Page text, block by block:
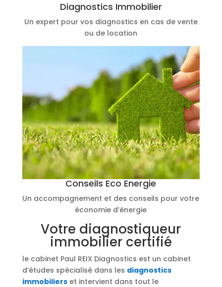
Diagnostics Immobilier
Un expert pour vos diagnostics en cas de vente
ou de location
Conseils Eco Energie
Un accompagnement et des conseils pour votre
économie d’énergie
Votre diagnostiqueur
immobilier certifié
le cabinet Paul REIX Diagnostics est un cabinet
d’études spécialisé dans les diagnostics
immobilierset intervient dans tout le